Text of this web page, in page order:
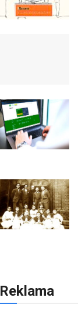
Reklama